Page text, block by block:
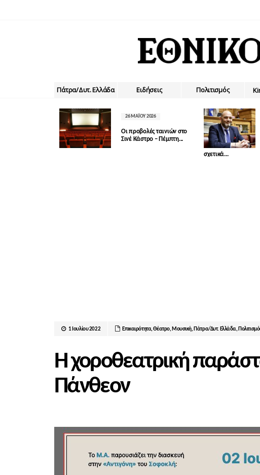
Πάτρα/Δυτ. Ελλάδα Ειδήσεις Πολιτισμός
26 ΜΑΪ́ΟΥ 2026
Οι προβολές ταινιών στο
Σινέ Κάστρο – Πέμπτη...
σχετικά...
1 Ιουλίου 2022 Επικαιρότητα,Θέατρο,Μουσική,Πάτρα/Δυτ. Ελλάδα,
Η χοροθεατρική
Πάνθεον